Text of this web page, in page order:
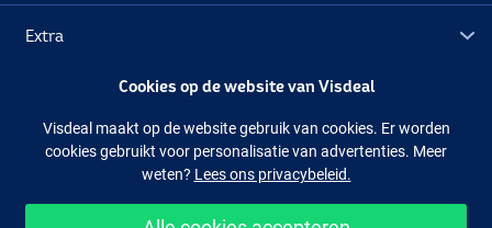
Extra
Facebook Instagram
Cookies op de website van Visdeal
Visdeal maakt op de website gebruik van cookies. Er worden
cookies gebruikt voor personalisatie van advertenties. Meer
weten? Lees ons privacybeleid.